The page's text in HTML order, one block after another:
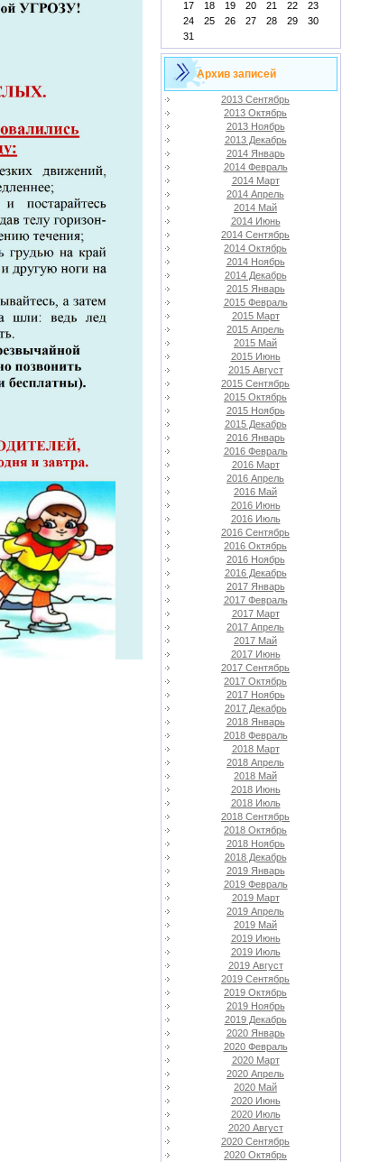
17
18 19 20 21 22
23
24
25 26 27 28 29
30
31
Архив записей
2013 Сентябрь
2013 Октябрь
2013 Ноябрь
2013 Декабрь
2014 Январь
2014 Февраль
2014 Март
2014 Апрель
2014 Май
2014 Июнь
2014 Сентябрь
2014 Октябрь
2014 Ноябрь
2014 Декабрь
2015 Январь
2015 Февраль
2015 Март
2015 Апрель
2015 Май
2015 Июнь
2015 Август
2015 Сентябрь
2015 Октябрь
2015 Ноябрь
2015 Декабрь
2016 Январь
2016 Февраль
2016 Март
2016 Апрель
2016 Май
2016 Июнь
2016 Июль
2016 Сентябрь
2016 Октябрь
2016 Ноябрь
2016 Декабрь
2017 Январь
2017 Февраль
2017 Март
2017 Апрель
2017 Май
2017 Июнь
2017 Сентябрь
2017 Октябрь
2017 Ноябрь
2017 Декабрь
2018 Январь
2018 Февраль
2018 Март
2018 Апрель
2018 Май
2018 Июнь
2018 Июль
2018 Сентябрь
2018 Октябрь
2018 Ноябрь
2018 Декабрь
2019 Январь
2019 Февраль
2019 Март
2019 Апрель
2019 Май
2019 Июнь
2019 Июль
2019 Август
2019 Сентябрь
2019 Октябрь
2019 Ноябрь
2019 Декабрь
2020 Январь
2020 Февраль
2020 Март
2020 Апрель
2020 Май
2020 Июнь
2020 Июль
2020 Август
2020 Сентябрь
2020 Октябрь